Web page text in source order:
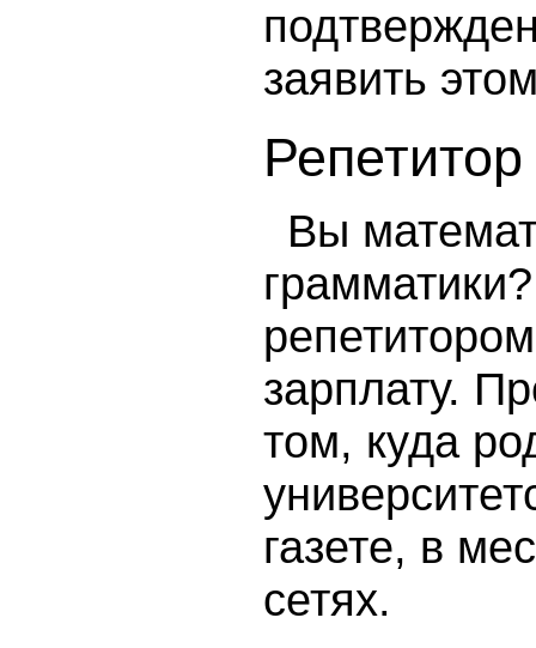
заявить
Репетитор
Вы
зарплату.
том, куда
газете, в
сетях.